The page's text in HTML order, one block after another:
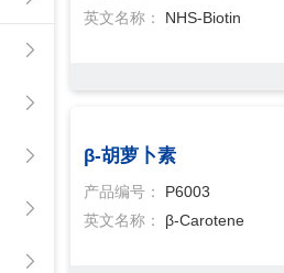
英文名称：
NHS-Biotin
β-胡萝卜素
产品编号：
P6003
英文名称：
β-Carotene